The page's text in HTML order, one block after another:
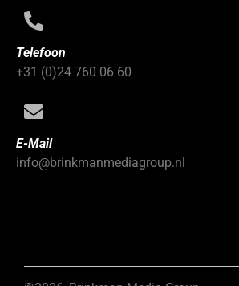
Telefoon
+31 (0)24 760 06 60
E-Mail
info@brinkmanmediagroup.nl